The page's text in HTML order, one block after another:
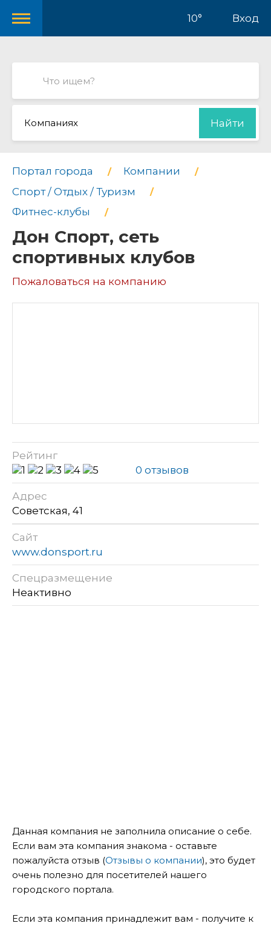
10° Вход
Компаниях Найти
Портал города
Компании
Спорт / Отдых / Туризм
Фитнес-клубы
Дон Спорт, сеть
спортивных клубов
Пожаловаться на компанию
Рейтинг
0 отзывов
Адрес
Советская, 41
Сайт
www.donsport.ru
Спецразмещение
Неактивно
Данная компания не заполнила описание о себе.
Если вам эта компания знакома - оставьте
пожалуйста отзыв (Отзывы о компании), это будет
очень полезно для посетителей нашего
городского портала.
Если эта компания принадлежит вам - получите к